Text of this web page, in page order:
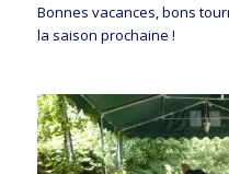
Bonnes vacances, bons
la saison prochaine !